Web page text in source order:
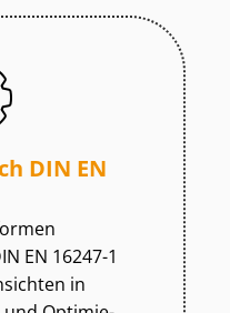
DIN EN
EN 16247-1
in